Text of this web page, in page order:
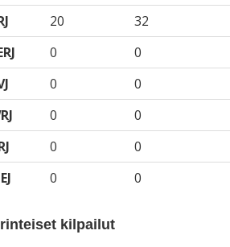
20 32
0 0
0 0
0 0
0 0
0 0
kilpailut